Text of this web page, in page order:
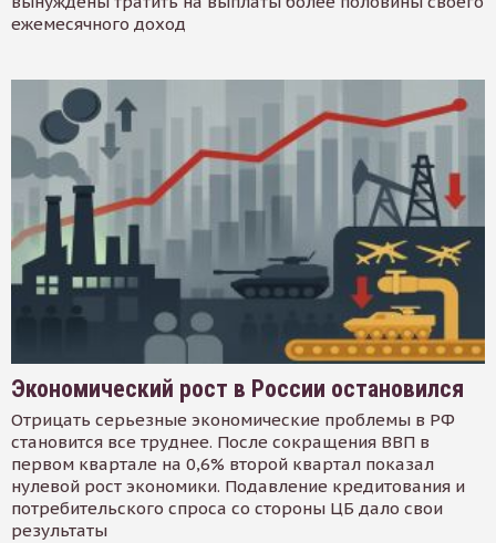
ежемесячного доход
Экономический рост в России остановился
Отрицать серьезные экономические проблемы в РФ
становится все труднее. После сокращения ВВП в
первом квартале на 0,6% второй квартал показал
нулевой рост экономики. Подавление кредитования и
потребительского спроса со стороны ЦБ дало свои
результаты